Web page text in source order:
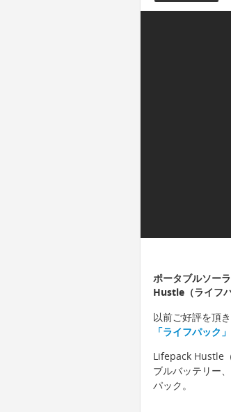
ポータブルソー
Hustle（ライフ
以前ご好評を頂
「ライフパック」
Lifepack Hustle
ブルバッテリー
パック。